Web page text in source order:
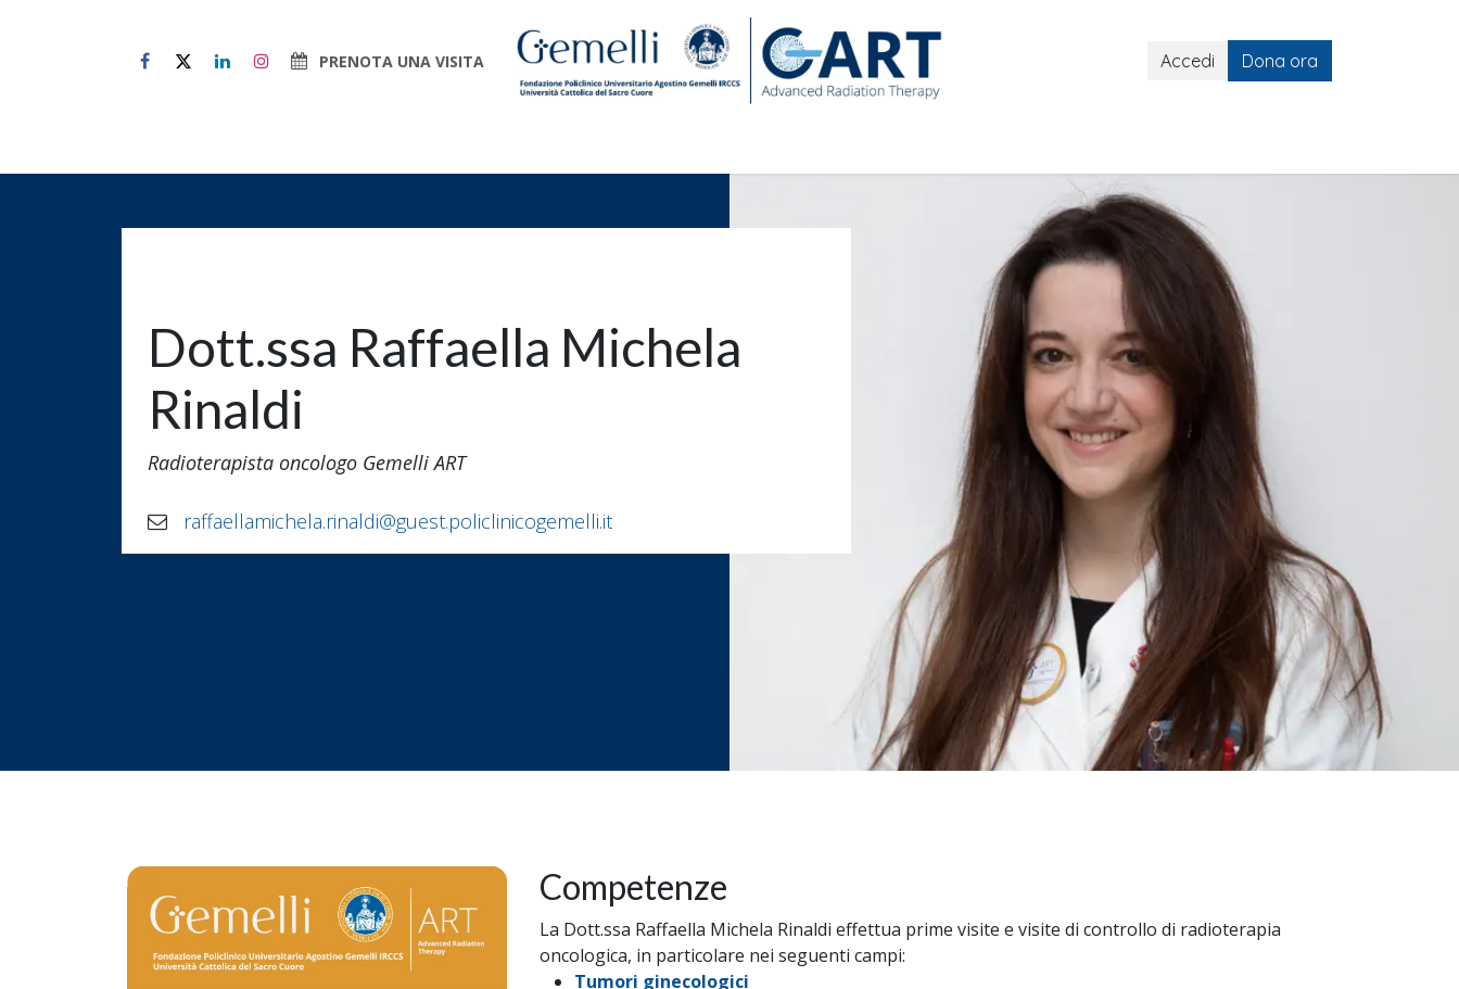
PRENOTA UNA VISITA Accedi Dona ora
Dott.ssa Raffaella Michela
Rinaldi
Radioterapista oncologo Gemelli ART
raffaellamichela.rinaldi@guest.policlinicogemelli.it
Competenze
La Dott.ssa Raffaella Michela Rinaldi effettua prime visite e visite di controllo di radioterapia
oncologica, in particolare nei seguenti campi:
Tumori ginecologici